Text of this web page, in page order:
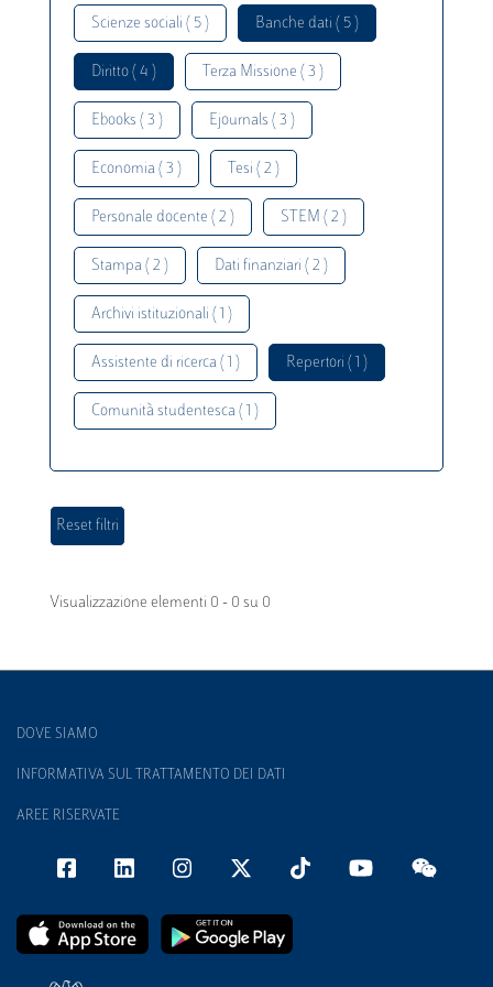
Scienze sociali ( 5 ) Banche dati ( 5 )
Diritto ( 4 ) Terza Missione ( 3 )
Ebooks ( 3 ) Ejournals ( 3 )
Economia ( 3 ) Tesi ( 2 )
Personale docente ( 2 ) STEM ( 2 )
Stampa ( 2 ) Dati finanziari ( 2 )
Archivi istituzionali ( 1 )
Assistente di ricerca ( 1 ) Repertori ( 1 )
Comunità studentesca ( 1 )
Visualizzazione elementi 0 - 0 su 0
DOVE SIAMO
INFORMATIVA SUL TRATTAMENTO DEI DATI
AREE RISERVATE